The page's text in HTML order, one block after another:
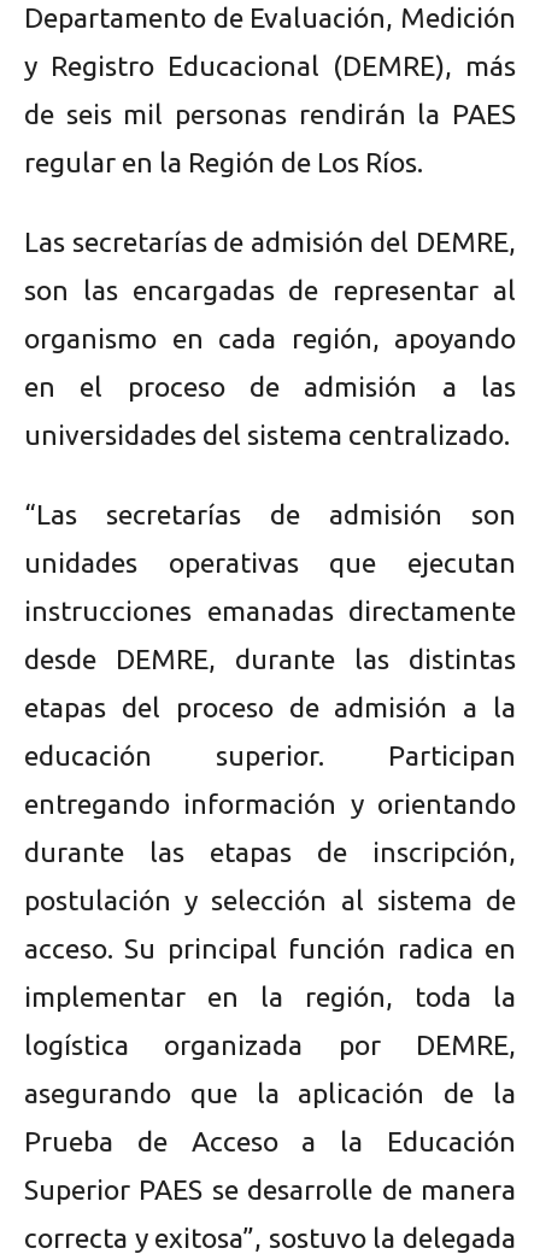
Departamento de Evaluación, Medición
y Registro Educacional (DEMRE), más
de seis mil personas rendirán la PAES
regular en la Región de Los Ríos.
Las secretarías de admisión del DEMRE,
son las encargadas de representar al
organismo en cada región, apoyando
en el proceso de admisión a las
universidades del sistema centralizado.
“Las secretarías de admisión son
unidades operativas que ejecutan
instrucciones emanadas directamente
desde DEMRE, durante las distintas
etapas del proceso de admisión a la
educación superior. Participan
entregando información y orientando
durante las etapas de inscripción,
postulación y selección al sistema de
acceso. Su principal función radica en
implementar en la región, toda la
logística organizada por DEMRE,
asegurando que la aplicación de la
Prueba de Acceso a la Educación
Superior PAES se desarrolle de manera
correcta y exitosa”, sostuvo la delegada